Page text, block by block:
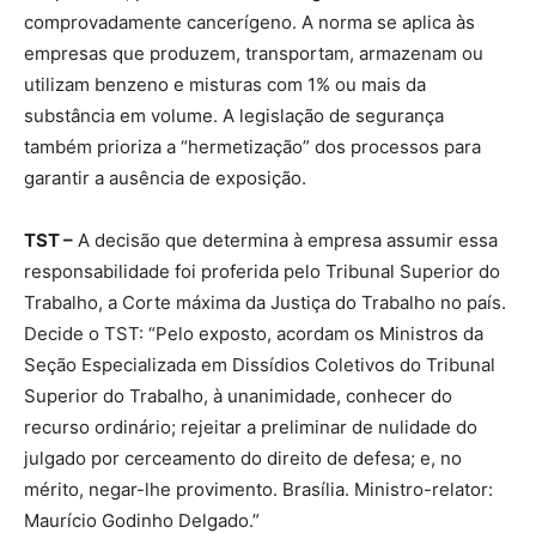
comprovadamente cancerígeno. A norma se aplica às
empresas que produzem, transportam, armazenam ou
utilizam benzeno e misturas com 1% ou mais da
substância em volume. A legislação de segurança
também prioriza a “hermetização” dos processos para
garantir a ausência de exposição.
TST – A decisão que determina à empresa assumir essa
responsabilidade foi proferida pelo Tribunal Superior do
Trabalho, a Corte máxima da Justiça do Trabalho no país.
Decide o TST: “Pelo exposto, acordam os Ministros da
Seção Especializada em Dissídios Coletivos do Tribunal
Superior do Trabalho, à unanimidade, conhecer do
recurso ordinário; rejeitar a preliminar de nulidade do
julgado por cerceamento do direito de defesa; e, no
mérito, negar-lhe provimento. Brasília. Ministro-relator:
Maurício Godinho Delgado.”